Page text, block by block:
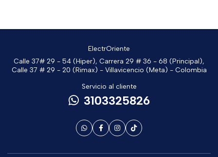
ElectrOriente
Calle 37# 29 - 54 (Hiper), Carrera 29 # 36 - 68 (Principal),
Calle 37 # 29 - 20 (Rimax) - Villavicencio (Meta) - Colombia
Servicio al cliente
3103325826